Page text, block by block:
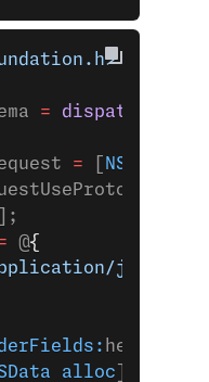
=
=
];
@{
json"
headers];
alloc